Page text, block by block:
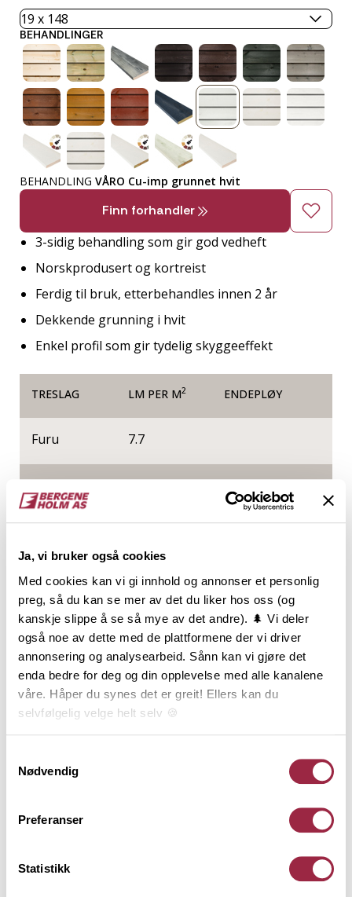
Ja, vi bruker også cookies
Med cookies kan vi gi innhold og annonser et personlig
preg, så du kan se mer av det du liker hos oss (og
kanskje slippe å se så mye av det andre). 🌲 Vi deler
også noe av dette med de plattformene der vi driver
annonsering og analysearbeid. Sånn kan vi gjøre det
enda bedre for deg og din opplevelse med alle kanalene
våre. Håper du synes det er greit! Ellers kan du
selvfølgelig velge helt selv 🍪
Nødvendig
Preferanser
Statistikk
BEHANDLINGER
BEHANDLING VÅRO Cu-imp grunnet hvit
Finn forhandler
3-sidig behandling som gir god vedheft
Norskprodusert og kortreist
Ferdig til bruk, etterbehandles innen 2 år
Dekkende grunning i hvit
Enkel profil som gir tydelig skyggeeffekt
TRESLAG LM PER M2 ENDEPLØY
Furu 7.7
NOBB VARETYPE
41024555
Produktinformasjon
Enkelfals har utspring fra den eldste formen for
liggende kledning som var i bruk allerede i
middelalderen. Enkelfals har en markant
skyggeeffekt, er en teknisk god profil og gir god
lufting bak kledningen. Utseendemessig kan det
være vanskelig å skille Enkelfals fra Skråkledning
Behandling
Teknisk informasjon